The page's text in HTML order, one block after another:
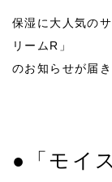
保湿に大人気の
リームR」
のお知らせが届き
●「モイ